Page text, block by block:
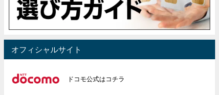
オフィシャルサイト
ドコモ公式はコチラ